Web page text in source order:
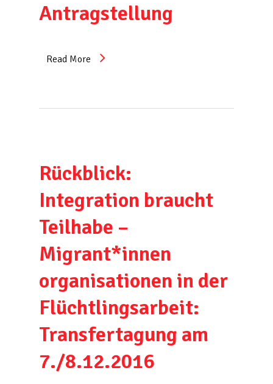
Antragstellung
Read More
Rückblick:
Integration braucht
Teilhabe –
Migrant*innen
organisationen in der
Flüchtlingsarbeit:
Transfertagung am
7./8.12.2016